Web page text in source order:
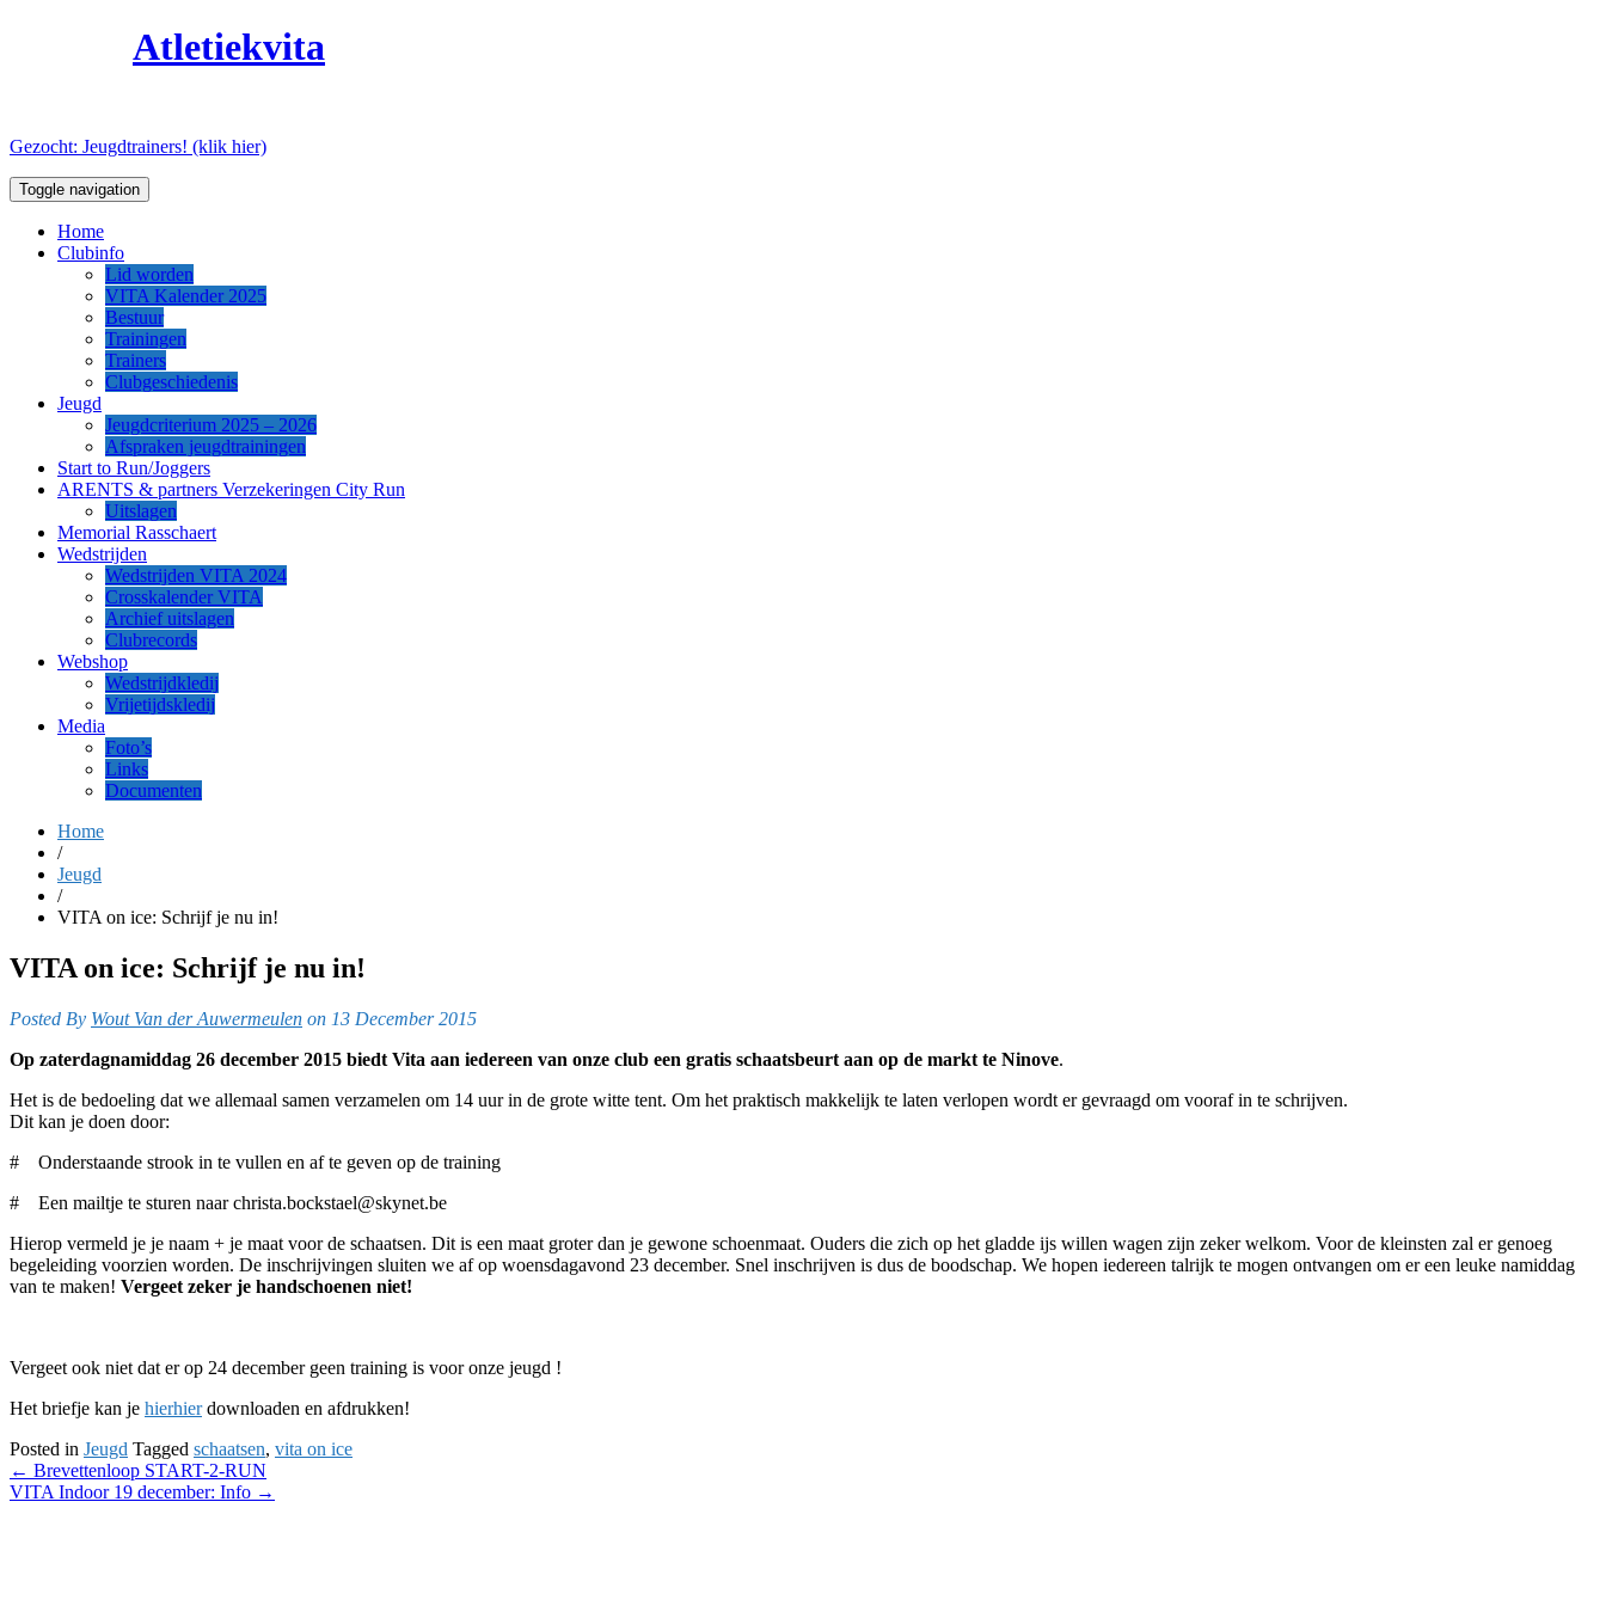
Atletiekvita
Gezocht: Jeugdtrainers! (klik hier)
Toggle navigation
Home
Clubinfo
Lid worden
VITA Kalender 2025
Bestuur
Trainingen
Trainers
Clubgeschiedenis
Jeugd
Jeugdcriterium 2025 – 2026
Afspraken jeugdtrainingen
Start to Run/Joggers
ARENTS & partners Verzekeringen City Run
Uitslagen
Memorial Rasschaert
Wedstrijden
Wedstrijden VITA 2024
Crosskalender VITA
Archief uitslagen
Clubrecords
Webshop
Wedstrijdkledij
Vrijetijdskledij
Media
Foto’s
Links
Documenten
Home
/
Jeugd
/
VITA on ice: Schrijf je nu in!
VITA on ice: Schrijf je nu in!
Posted By Wout Van der Auwermeulen on 13 December 2015
Op zaterdagnamiddag 26 december 2015 biedt Vita aan iedereen van onze club een gratis schaatsbeurt aan op de markt te Ninove.
Het is de bedoeling dat we allemaal samen verzamelen om 14 uur in de grote witte tent. Om het praktisch makkelijk te laten verlopen wordt er gevraagd om vooraf in te schrijven.
Dit kan je doen door:
# Onderstaande strook in te vullen en af te geven op de training
# Een mailtje te sturen naar christa.bockstael@skynet.be
Hierop vermeld je je naam + je maat voor de schaatsen. Dit is een maat groter dan je gewone schoenmaat. Ouders die zich op het gladde ijs willen wagen zijn zeker welkom. Voor de kleinsten zal er genoeg
begeleiding voorzien worden. De inschrijvingen sluiten we af op woensdagavond 23 december. Snel inschrijven is dus de boodschap. We hopen iedereen talrijk te mogen ontvangen om er een leuke namiddag
van te maken! Vergeet zeker je handschoenen niet!
Vergeet ook niet dat er op 24 december geen training is voor onze jeugd !
Het briefje kan je hierhierdownloaden en afdrukken!
Posted in Jeugd Tagged schaatsen, vita on ice
Post
navigation
← Brevettenloop START-2-RUN
VITA Indoor 19 december: Info →